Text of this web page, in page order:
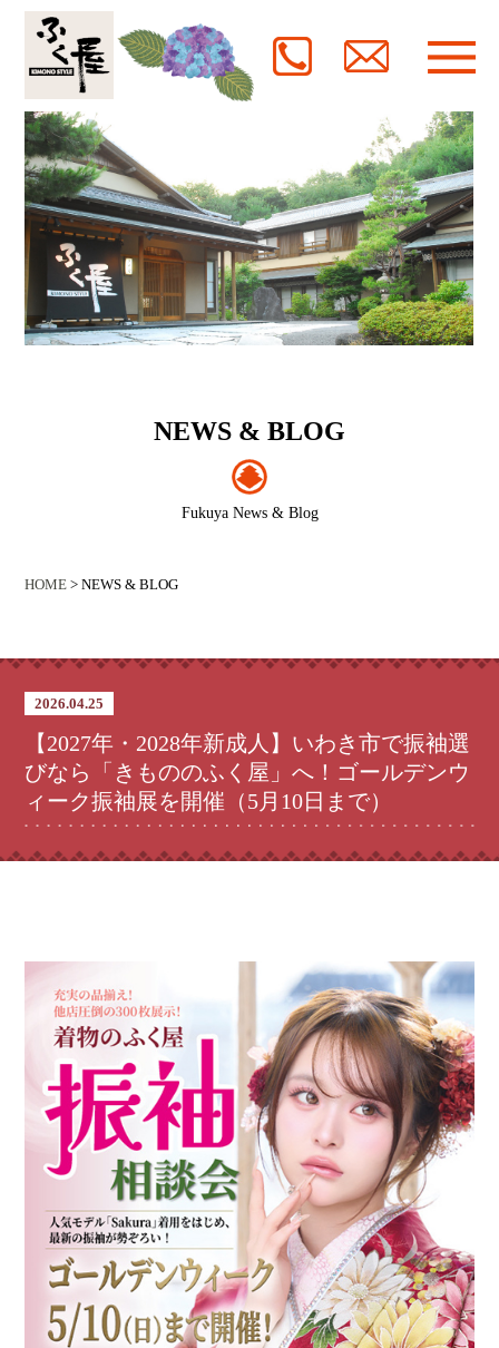
NEWS & BLOG
Fukuya News & Blog
HOME > NEWS & BLOG
2026.04.25
【2027年・2028年新成人】いわき市で振袖選
びなら「きもののふく屋」へ！ゴールデンウ
ィーク振袖展を開催（5月10日まで）